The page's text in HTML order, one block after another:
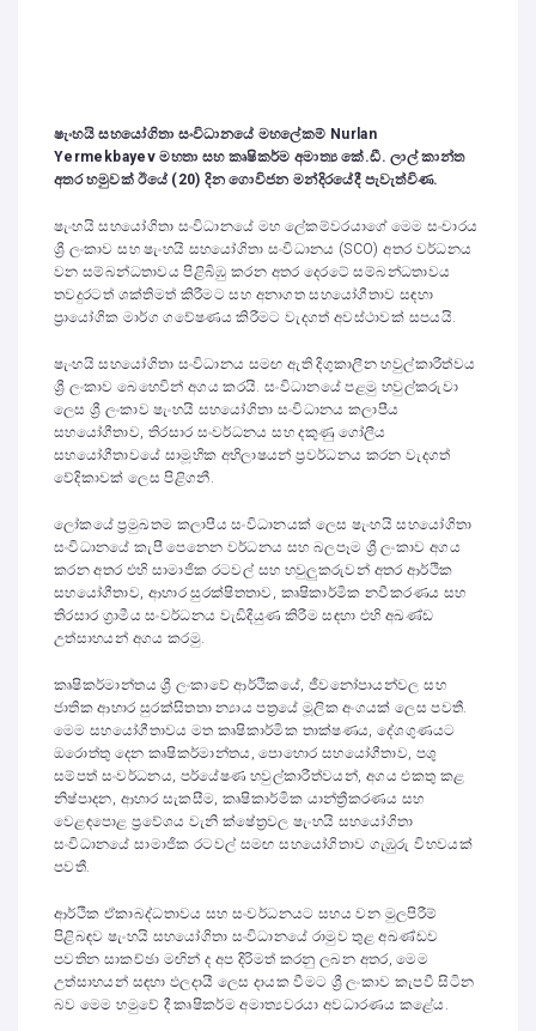
ෂැංහයි සහයෝගිතා සංවිධානයේ මහලේකම් Nurlan
Yermekbayevමහතා සහ කෘෂිකර්ම අමාත්‍ය කේ.ඩී. ලාල් කාන්ත
අතර හමුවක් ඊයේ ( 20)දින ගොවිජන මන්දිරයේදී පැවැත්විණ.
ෂැංහයි සහයෝගිතා සංවිධානයේ මහ ලේකම්වරයාගේ මෙම සංචාරය
ශ්‍රී ලංකාව සහ ෂැංහයි සහයෝගිතා සංවිධානය (SCO) අතර වර්ධනය
වන සම්බන්ධතාවය පිළිබිඹු කරන අතර දෙරටේ සම්බන්ධතාවය
තවදුරටත් ශක්තිමත් කිරීමට සහ අනාගත සහයෝගීතාව සඳහා
ප්‍රායෝගික මාර්ග ගවේෂණය කිරීමට වැදගත් අවස්ථාවක් සපයයි.
ෂැංහයි සහයෝගිතා සංවිධානය සමඟ ඇති දිගුකාලීන හවුල්කාරීත්වය
ශ්‍රී ලංකාව බෙහෙවින් අගය කරයි. සංවිධානයේ පළමු හවුල්කරුවා
ලෙස ශ්‍රී ලංකාව ෂැංහයි සහයෝගිතා සංවිධානය කලාපීය
සහයෝගීතාව, තිරසාර සංවර්ධනය සහ දකුණු ගෝලීය
සහයෝගීතාවයේ සාමූහික අභිලාෂයන් ප්‍රවර්ධනය කරන වැදගත්
වේදිකාවක් ලෙස පිළිගනී.
ලෝකයේ ප්‍රමුඛතම කලාපීය සංවිධානයක් ලෙස ෂැංහයි සහයෝගිතා
සංවිධානයේ කැපී පෙනෙන වර්ධනය සහ බලපෑම ශ්‍රී ලංකාව අගය
කරන අතර එහි සාමාජික රටවල් සහ හවුලුකරුවන් අතර ආර්ථික
සහයෝගීතාව, ආහාර සුරක්ෂිතතාව, කෘෂිකාර්මික නවීකරණය සහ
තිරසාර ග්‍රාමීය සංවර්ධනය වැඩිදියුණ කිරීම සඳහා එහි අඛණ්ඩ
උත්සාහයන් අගය කරමු.
කෘෂිකර්මාන්තය ශ්‍රී ලංකාවේ ආර්ථිකයේ, ජීවනෝපායන්වල සහ
ජාතික ආහාර සුරක්සිතතා න්‍යාය පත්‍රයේ මූලික අංගයක් ලෙස පවතී.
මෙම සහයෝගීතාවය මත කෘෂිකාර්මික තාක්ෂණය, දේශගුණයට
ඔරොත්තු දෙන කෘෂිකර්මාන්තය, පොහොර සහයෝගීතාව, පශු
සම්පත් සංවර්ධනය, පර්යේෂණ හවුල්කාරීත්වයන්, අගය එකතු කළ
නිෂ්පාදන, ආහාර සැකසීම, කෘෂිකාර්මික යාන්ත්‍රීකරණය සහ
වෙළඳපොළ ප්‍රවේශය වැනි ක්ෂේත්‍රවල ෂැංහයි සහයෝගිතා
සංවිධානයේ සාමාජික රටවල් සමඟ සහයෝගිතාව ගැඹුරු විභවයක්
පවතී.
ආර්ථික ඒකාබද්ධතාවය සහ සංවර්ධනයට සහය වන මුලපිරීම්
පිළිබඳව ෂැංහයි සහයෝගිතා සංවිධානයේ රාමුව තුළ අඛණ්ඩව
පවතින සාකච්ඡා මඟින් ද අප දිරිමත් කරනු ලබන අතර, මෙම
උත්සාහයන් සඳහා ඵලදායී ලෙස දායක වීමට ශ්‍රී ලංකාව කැපවී සිටින
බව මෙම හමුවේ දී කෘෂිකර්ම අමාත්‍යවරයා අවධාරණය කළේය.